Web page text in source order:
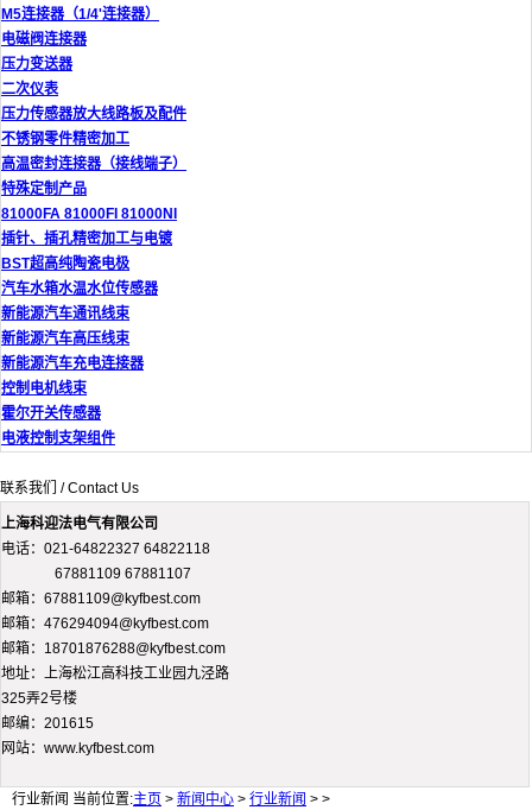
M5连接器（1/4'连接器）
电磁阀连接器
压力变送器
二次仪表
压力传感器放大线路板及配件
不锈钢零件精密加工
高温密封连接器（接线端子）
特殊定制产品
81000FA 81000FI 81000NI
插针、插孔精密加工与电镀
BST超高纯陶瓷电极
汽车水箱水温水位传感器
新能源汽车通讯线束
新能源汽车高压线束
新能源汽车充电连接器
控制电机线束
霍尔开关传感器
电液控制支架组件
联系我们 / Contact Us
上海科迎法电气有限公司
电话：021-64822327 64822118
67881109 67881107
邮箱：67881109@kyfbest.com
邮箱：476294094@kyfbest.com
邮箱：18701876288@kyfbest.com
地址：上海松江高科技工业园九泾路
325弄2号楼
邮编：201615
网站：www.kyfbest.com
行业新闻 当前位置:主页 > 新闻中心 > 行业新闻 > >